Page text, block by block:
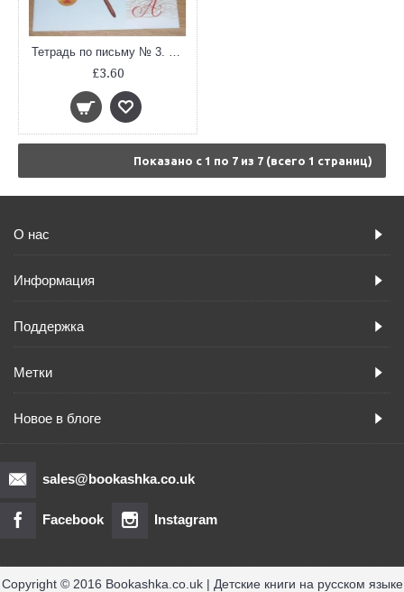
Тетрадь по письму № 3. 1 класс. ФГОС
£3.60
Показано с 1 по 7 из 7 (всего 1 страниц)
О нас
Информация
Поддержка
Метки
Новое в блоге
sales@bookashka.co.uk
Facebook Instagram
Copyright © 2016 Bookashka.co.uk | Детские книги на русском языке